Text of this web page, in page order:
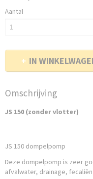
Aantal
IN
Omschrijving
JS 150 (zonder vlotter)
JS 150 dompelpomp
Deze dompelpomp is zeer
afvalwater, drainage,